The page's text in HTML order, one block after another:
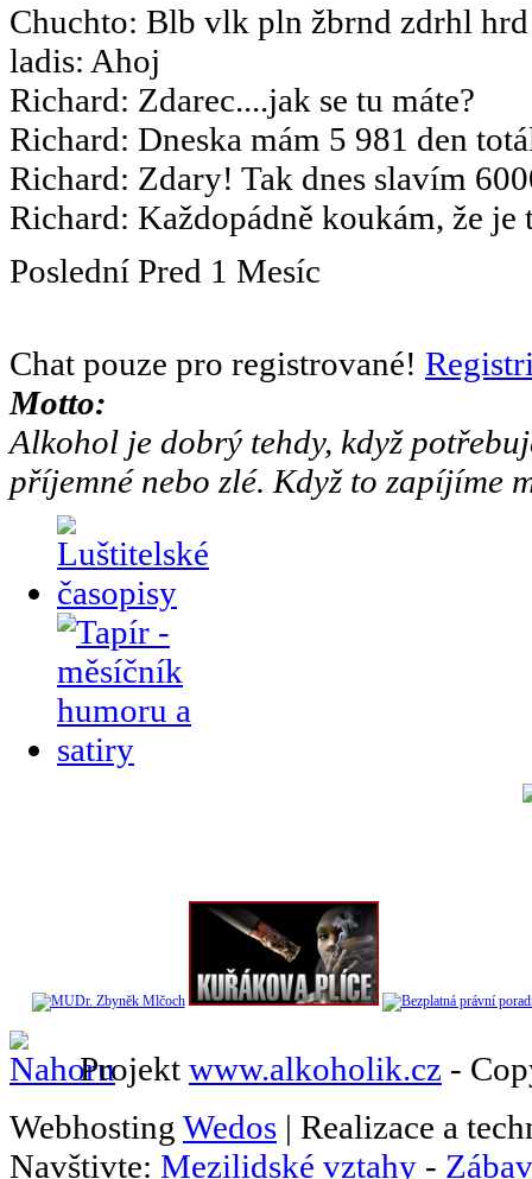
Chuchto: Blb vlk pln žbrnd zdrhl
ladis: Ahoj
Richard: Zdarec....jak se tu máte?
Richard: Dneska mám 5 981 den
Richard: Zdary! Tak dnes slavím
Richard: Každopádně koukám, že
Poslední Pred 1 Mesíc
Chat pouze pro registrované!
Motto:
Alkohol je dobrý tehdy, když
příjemné nebo zlé. Když to zapíjíme
Projekt www.alkoholik.cz -
Webhosting Wedos | Realizace a
Navštivte: Mezilidské vztahy -